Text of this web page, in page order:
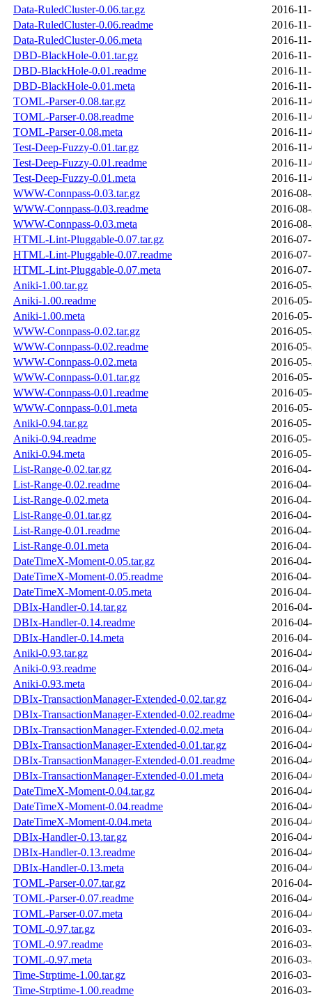
Data-RuledCluster-0.06.tar.gz
2016-
Data-RuledCluster-0.06.readme
2016-
Data-RuledCluster-0.06.meta
2016-
DBD-BlackHole-0.01.tar.gz
2016-
DBD-BlackHole-0.01.readme
2016-
DBD-BlackHole-0.01.meta
2016-
TOML-Parser-0.08.tar.gz
2016-
TOML-Parser-0.08.readme
2016-
TOML-Parser-0.08.meta
2016-
Test-Deep-Fuzzy-0.01.tar.gz
2016-
Test-Deep-Fuzzy-0.01.readme
2016-
Test-Deep-Fuzzy-0.01.meta
2016-
WWW-Connpass-0.03.tar.gz
2016-
WWW-Connpass-0.03.readme
2016-
WWW-Connpass-0.03.meta
2016-
HTML-Lint-Pluggable-0.07.tar.gz
2016-
HTML-Lint-Pluggable-0.07.readme
2016-
HTML-Lint-Pluggable-0.07.meta
2016-
Aniki-1.00.tar.gz
2016-
Aniki-1.00.readme
2016-
Aniki-1.00.meta
2016-
WWW-Connpass-0.02.tar.gz
2016-
WWW-Connpass-0.02.readme
2016-
WWW-Connpass-0.02.meta
2016-
WWW-Connpass-0.01.tar.gz
2016-
WWW-Connpass-0.01.readme
2016-
WWW-Connpass-0.01.meta
2016-
Aniki-0.94.tar.gz
2016-
Aniki-0.94.readme
2016-
Aniki-0.94.meta
2016-
List-Range-0.02.tar.gz
2016-
List-Range-0.02.readme
2016-
List-Range-0.02.meta
2016-
List-Range-0.01.tar.gz
2016-
List-Range-0.01.readme
2016-
List-Range-0.01.meta
2016-
DateTimeX-Moment-0.05.tar.gz
2016-
DateTimeX-Moment-0.05.readme
2016-
DateTimeX-Moment-0.05.meta
2016-
DBIx-Handler-0.14.tar.gz
2016-
DBIx-Handler-0.14.readme
2016-
DBIx-Handler-0.14.meta
2016-
Aniki-0.93.tar.gz
2016-
Aniki-0.93.readme
2016-
Aniki-0.93.meta
2016-
DBIx-TransactionManager-Extended-0.02.tar.gz
2016-
DBIx-TransactionManager-Extended-0.02.readme
2016-
DBIx-TransactionManager-Extended-0.02.meta
2016-
DBIx-TransactionManager-Extended-0.01.tar.gz
2016-
DBIx-TransactionManager-Extended-0.01.readme
2016-
DBIx-TransactionManager-Extended-0.01.meta
2016-
DateTimeX-Moment-0.04.tar.gz
2016-
DateTimeX-Moment-0.04.readme
2016-
DateTimeX-Moment-0.04.meta
2016-
DBIx-Handler-0.13.tar.gz
2016-
DBIx-Handler-0.13.readme
2016-
DBIx-Handler-0.13.meta
2016-
TOML-Parser-0.07.tar.gz
2016-
TOML-Parser-0.07.readme
2016-
TOML-Parser-0.07.meta
2016-
TOML-0.97.tar.gz
2016-
TOML-0.97.readme
2016-
TOML-0.97.meta
2016-
Time-Strptime-1.00.tar.gz
2016-
Time-Strptime-1.00.readme
2016-